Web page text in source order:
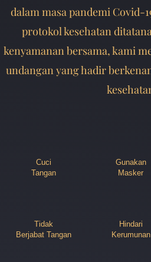
dalam masa pandemi Covid-
protokol kesehatan
kenyamanan bersama, kami
undangan yang hadir
Cuci
Tangan
Gunakan
Masker
Tidak
Berjabat Tangan
Hindari
Kerumunan